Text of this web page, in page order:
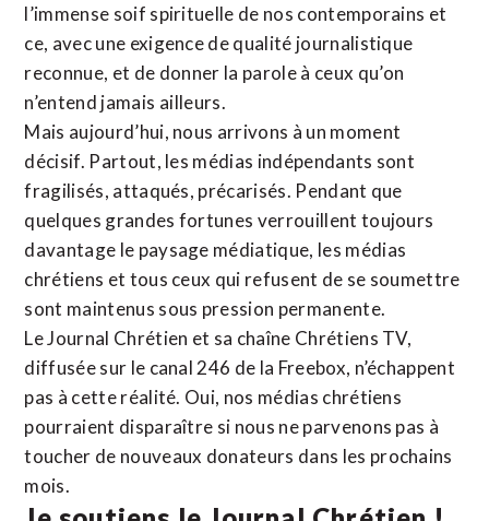
l’immense soif spirituelle de nos contemporains et
ce, avec une exigence de qualité journalistique
reconnue, et de donner la parole à ceux qu’on
n’entend jamais ailleurs.
Mais aujourd’hui, nous arrivons à un moment
décisif. Partout, les médias indépendants sont
fragilisés, attaqués, précarisés. Pendant que
quelques grandes fortunes verrouillent toujours
davantage le paysage médiatique, les médias
chrétiens et tous ceux qui refusent de se soumettre
sont maintenus sous pression permanente.
Le Journal Chrétien et sa chaîne Chrétiens TV,
diffusée sur le canal 246 de la Freebox, n’échappent
pas à cette réalité. Oui, nos médias chrétiens
pourraient disparaître si nous ne parvenons pas à
toucher de nouveaux donateurs dans les prochains
mois.